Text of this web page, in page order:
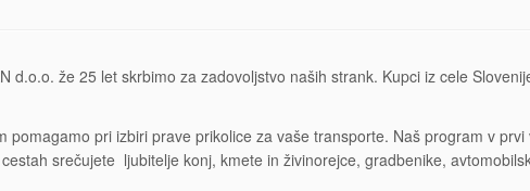
d.o.o. že 25 let skrbimo za zadovoljstvo naših strank. Kupci iz cele
pomagamo pri izbiri prave prikolice za vaše transporte. Naš program v
srečujete ljubitelje konj, kmete in živinorejce, gradbenike,